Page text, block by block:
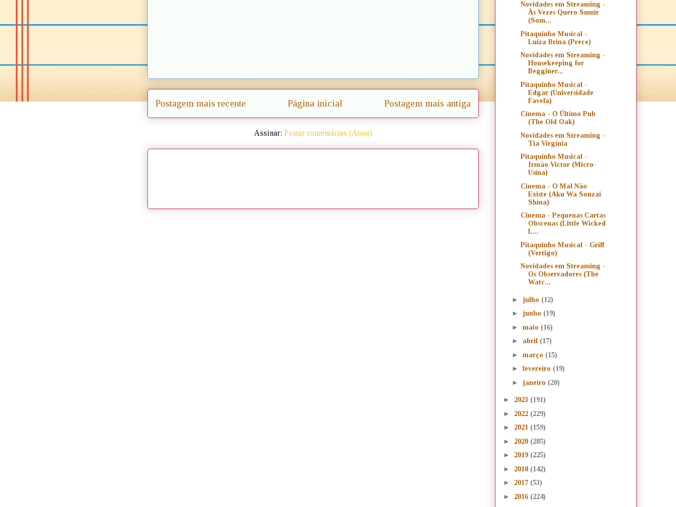
Postagem mais recente Postagem mais antiga
Página inicial
Assinar: Postar comentários (Atom)
Novidades em Streaming -
Às Vezes Quero Sumir
(Som...
Pitaquinho Musical -
Luiza Brina (Prece)
Novidades em Streaming -
Housekeeping for
Begginer...
Pitaquinho Musical -
Edgar (Universidade
Favela)
Cinema - O Último Pub
(The Old Oak)
Novidades em Streaming -
Tia Virgínia
Pitaquinho Musical -
Irmão Victor (Micro-
Usina)
Cinema - O Mal Não
Existe (Aku Wa Sonzai
Shina)
Cinema - Pequenas Cartas
Obscenas (Little Wicked
L...
Pitaquinho Musical - Griff
(Vertigo)
Novidades em Streaming -
Os Observadores (The
Watc...
► julho (12)
► junho (19)
► maio (16)
► abril (17)
► março (15)
► fevereiro (19)
► janeiro (20)
► 2023 (191)
► 2022 (229)
► 2021 (159)
► 2020 (285)
► 2019 (225)
► 2018 (142)
► 2017 (53)
► 2016 (224)